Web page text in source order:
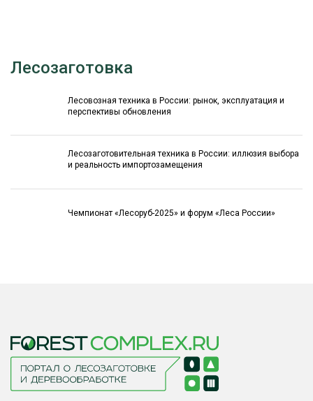
Лесозаготовка
Лесовозная техника в России: рынок, эксплуатация и
перспективы обновления
Лесозаготовительная техника в России: иллюзия выбора
и реальность импортозамещения
Чемпионат «Лесоруб-2025» и форум «Леса России»